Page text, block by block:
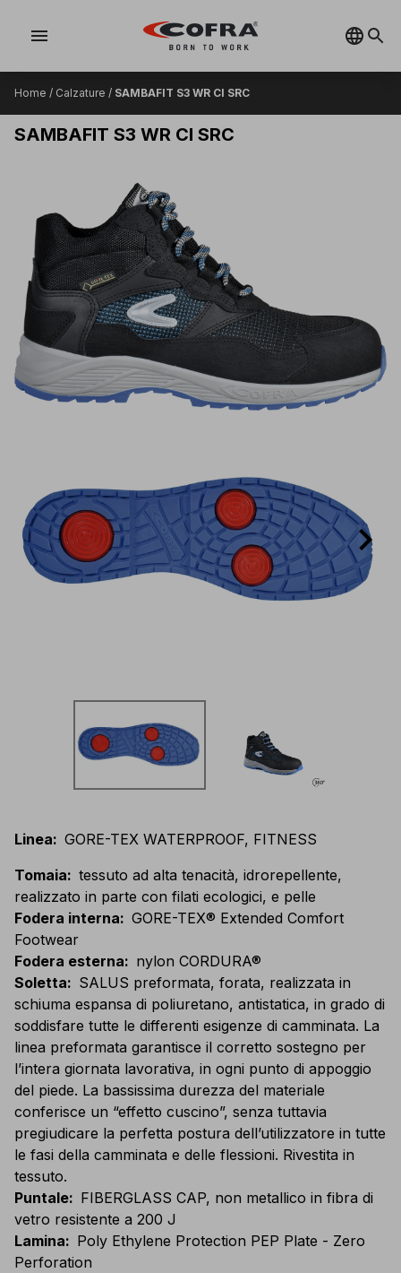
menu
Home / Calzature / SAMBAFIT S3 WR CI SRC
SAMBAFIT S3 WR CI SRC
Linea: GORE-TEX WATERPROOF, FITNESS
Tomaia: tessuto ad alta tenacità, idrorepellente,
realizzato in parte con filati ecologici, e pelle
Fodera interna: GORE-TEX® Extended Comfort
Footwear
Fodera esterna: nylon CORDURA®
Soletta: SALUS preformata, forata, realizzata in
schiuma espansa di poliuretano, antistatica, in grado di
soddisfare tutte le differenti esigenze di camminata. La
linea preformata garantisce il corretto sostegno per
l’intera giornata lavorativa, in ogni punto di appoggio
del piede. La bassissima durezza del materiale
conferisce un “effetto cuscino”, senza tuttavia
pregiudicare la perfetta postura dell’utilizzatore in tutte
le fasi della camminata e delle flessioni. Rivestita in
tessuto.
Puntale: FIBERGLASS CAP, non metallico in fibra di
vetro resistente a 200 J
Lamina: Poly Ethylene Protection PEP Plate - Zero
Perforation